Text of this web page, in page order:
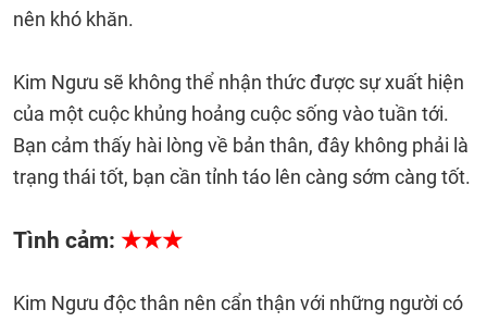
nên khó khăn.
Kim Ngưu sẽ không thể nhận thức được sự xuất hiện
của một cuộc khủng hoảng cuộc sống vào tuần tới.
Bạn cảm thấy hài lòng về bản thân, đây không phải là
trạng thái tốt, bạn cần tỉnh táo lên càng sớm càng tốt.
Tình cảm: ★★★
Kim Ngưu độc thân nên cẩn thận với những người có